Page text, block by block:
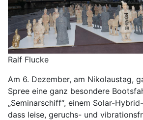
Ralf Flucke
Am 6. Dezember, am Nikolaustag,
Spree eine ganz besondere
„Seminarschiff“, einem Solar-
dass leise, geruchs- und